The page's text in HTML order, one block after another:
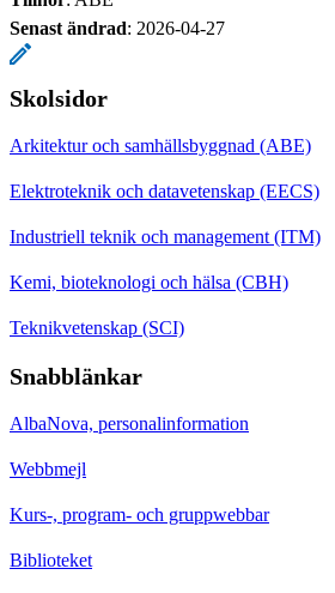
Senast ändrad: 2026-04-27
Skolsidor
Arkitektur och samhällsbyggnad (ABE)
Elektroteknik och datavetenskap (EECS)
Industriell teknik och management (ITM)
Kemi, bioteknologi och hälsa (CBH)
Teknikvetenskap (SCI)
Snabblänkar
AlbaNova, personalinformation
Webbmejl
Kurs-, program- och gruppwebbar
Biblioteket